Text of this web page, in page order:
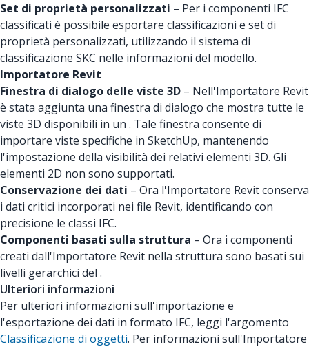
Set di proprietà personalizzati – Per i componenti IFC
classificati è possibile esportare classificazioni e set di
proprietà personalizzati, utilizzando il sistema di
classificazione SKC nelle informazioni del modello.
Importatore Revit
Finestra di dialogo delle viste 3D – Nell'Importatore Revit
è stata aggiunta una finestra di dialogo che mostra tutte le
viste 3D disponibili in un . Tale finestra consente di
importare viste specifiche in SketchUp, mantenendo
l'impostazione della visibilità dei relativi elementi 3D. Gli
elementi 2D non sono supportati.
Conservazione dei dati – Ora l'Importatore Revit conserva
i dati critici incorporati nei file Revit, identificando con
precisione le classi IFC.
Componenti basati sulla struttura – Ora i componenti
creati dall'Importatore Revit nella struttura sono basati sui
livelli gerarchici del .
Ulteriori informazioni
Per ulteriori informazioni sull'importazione e
l'esportazione dei dati in formato IFC, leggi l'argomento
Classificazione di oggetti. Per informazioni sull'Importatore